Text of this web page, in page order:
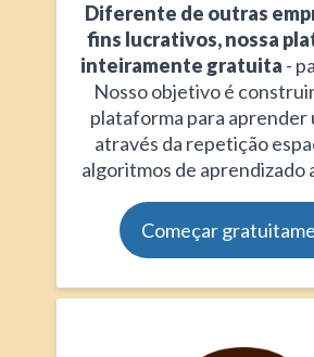
Diferente de outras
fins lucrativos, nossa
inteiramente gratuita -
Nosso objetivo é
plataforma para aprender
através da repetição
algoritmos de aprendizado
Começar